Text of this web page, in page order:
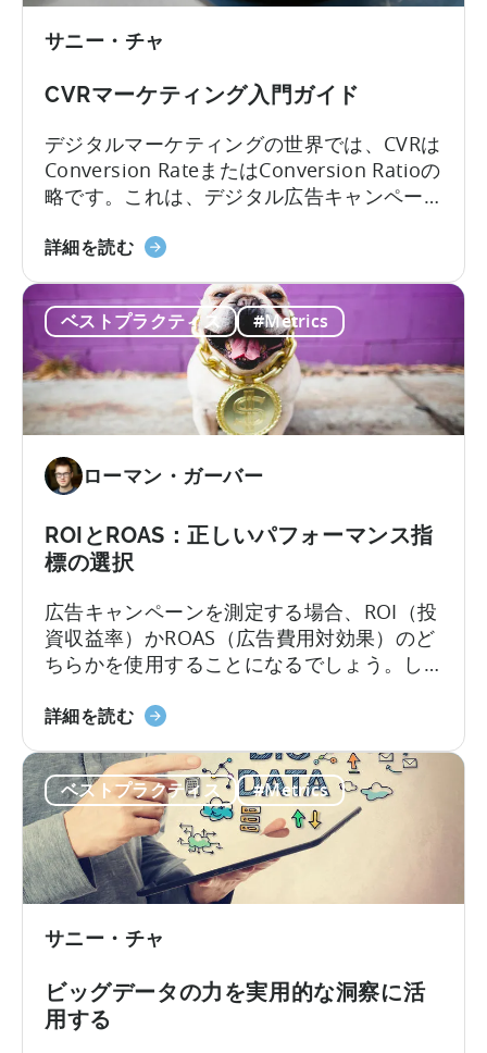
サニー・チャ
CVRマーケティング入門ガイド
デジタルマーケティングの世界では、CVRは
Conversion RateまたはConversion Ratioの
略です。これは、デジタル広告キャンペー
ブサイトの重要なパフォーマンス指標で
的な望ましい結果が達成されることを意味
します。コンバージョンとは
詳細を読むCVR
ー
ケ
ィ
ン
グ
門』
つ
ベストプラクティス #Metrics
ローマン・ガーバー
ROIとROAS：正しいパフォーマンス指
標の選択
広告キャンペーンを測定する場合、ROI（投
資収益率）かROAS（広告費用対効果）のど
ちらかを使用することになるでしょう。し
わけではなく、それぞれに戦略的な用途が
業は微妙に異なる測定方法に変更する価値
があるかどうかを検討することを止めなか
っただろう。しかし、今日では...
詳細を読むROI
ROAS
に
つ
い
て：
正
い
フ
ベストプラクティス #Metrics
サニー・チャ
ビッグデータの力を実用的な洞察に活
用する